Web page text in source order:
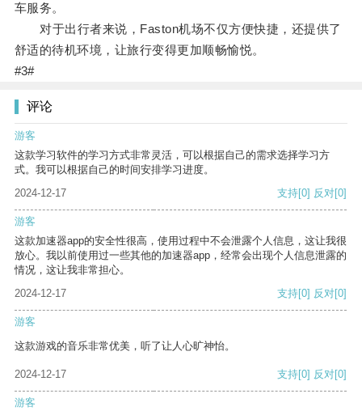
车服务。
对于出行者来说，Faston机场不仅方便快捷，还提供了
舒适的待机环境，让旅行变得更加顺畅愉悦。
#3#
评论
游客
这款学习软件的学习方式非常灵活，可以根据自己的需求选择学习方
式。我可以根据自己的时间安排学习进度。
2024-12-17
支持[0] 反对[0]
游客
这款加速器app的安全性很高，使用过程中不会泄露个人信息，这让我很
放心。我以前使用过一些其他的加速器app，经常会出现个人信息泄露的
情况，这让我非常担心。
2024-12-17
支持[0] 反对[0]
游客
这款游戏的音乐非常优美，听了让人心旷神怡。
2024-12-17 支持[0] 反对[0]
游客